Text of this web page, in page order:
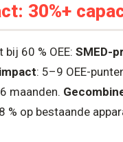
30%+
60 % OEE: SMED-
: 5–9 OEE-
maanden.
op bestaande